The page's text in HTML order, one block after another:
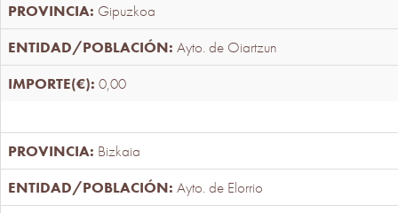
Gipuzkoa
Ayto. de Oiartzun
0,00
Bizkaia
Ayto. de Elorrio